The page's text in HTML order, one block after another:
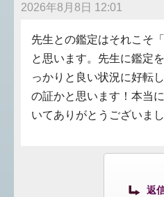
2026年8月8日 12:01
先生との鑑定はそれこそ
と思います。先生に鑑定
っかりと良い状況に好転
の証かと思います！本当
いてありがとうございまし
返